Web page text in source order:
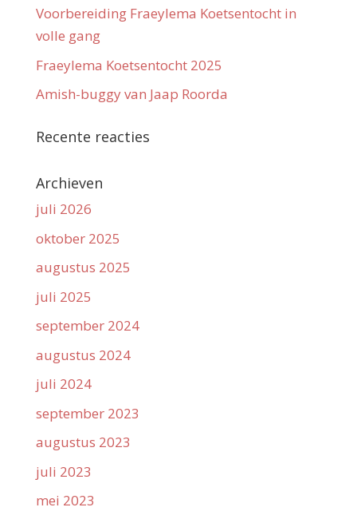
Voorbereiding Fraeylema Koetsentocht in
volle gang
Fraeylema Koetsentocht 2025
Amish-buggy van Jaap Roorda
Recente reacties
Archieven
juli 2026
oktober 2025
augustus 2025
juli 2025
september 2024
augustus 2024
juli 2024
september 2023
augustus 2023
juli 2023
mei 2023